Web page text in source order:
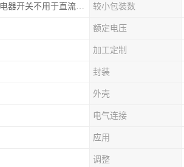
15A，125/250/480VAC，电器开关不用于直流电源形式 较小包装数
额定电压
加工定制
封装
外壳
电气连接
应用
调整